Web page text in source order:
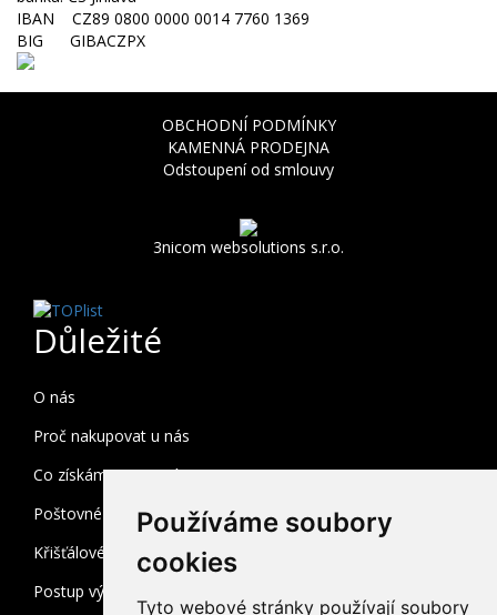
Používáme soubory
cookies
Tyto webové stránky používají soubory
IBAN CZ89 0800 0000 0014 7760 1369
BIG GIBACZPX
OBCHODNÍ PODMÍNKY
KAMENNÁ PRODEJNA
Odstoupení od smlouvy
3nicom websolutions s.r.o.
Důležité
O nás
Proč nakupovat u nás
Co získám registrací
Poštovné a balné
Křišťálové sklo
Postup výroby